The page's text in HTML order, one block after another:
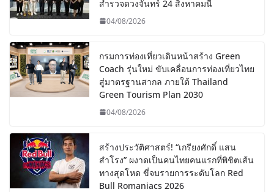
สำรวจดวงจันทร์ 24 สิงหาคมนี้
04/08/2026
กรมการท่องเที่ยวเดินหน้าสร้าง Green
Coach รุ่นใหม่ ขับเคลื่อนการท่องเที่ยวไทย
สู่มาตรฐานสากล ภายใต้ Thailand
Green Tourism Plan 2030
04/08/2026
สร้างประวัติศาสตร์! “เกรียงศักดิ์ แสน
สำโรง” ผงาดเป็นคนไทยคนแรกที่พิชิตเส้น
ทางสุดโหด ขี่จบรายการระดับโลก Red
Bull Romaniacs 2026